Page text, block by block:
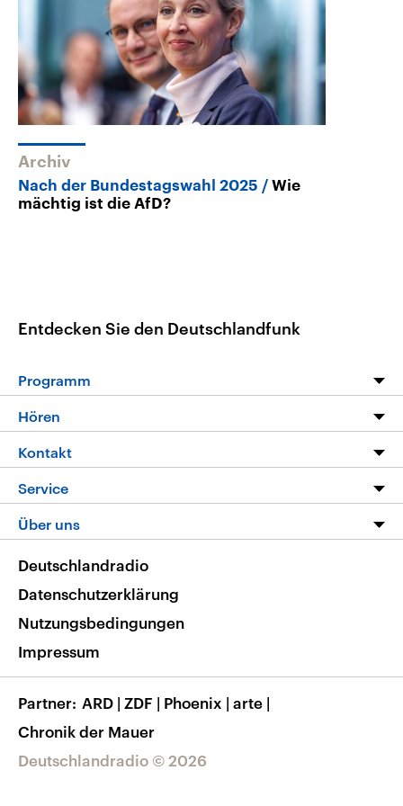
Archiv
Nach der Bundestagswahl 2025
Wie
mächtig ist die AfD?
Entdecken Sie den Deutschlandfunk
Programm
Programm
Die Nachrichten
Nachrichtenleicht
Neue Beiträge auf dlf.de
Hören
Livestream
Podcasts
Deutschlandfunk App
Nachrichten App
Frequenzen
Kontakt
Hörerservice
Service
FAQ
Veranstaltungen
Musikliste
RSS
Über uns
Barrierefreiheit
Deutschlandradio © 2026
Deutschlandradio
Datenschutzerklärung
Nutzungsbedingungen
Impressum
Partner ARD | ZDF | Phoenix | arte |
Chronik der Mauer